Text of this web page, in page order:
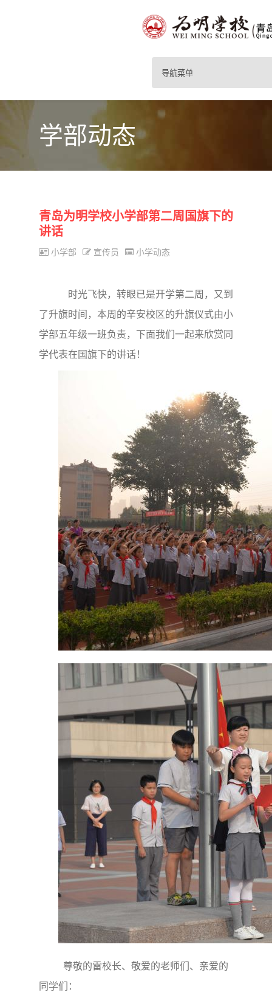
导航菜单
学部动态
青岛为明学校小学部第二周国旗下的
讲话
小学部 宣传员 小学动态
时光飞快，转眼已是开学第二周，又到
了升旗时间，本周的辛安校区的升旗仪式由小
学部五年级一班负责，下面我们一起来欣赏同
学代表在国旗下的讲话！
尊敬的雷校长、敬爱的老师们、亲爱的
同学们：